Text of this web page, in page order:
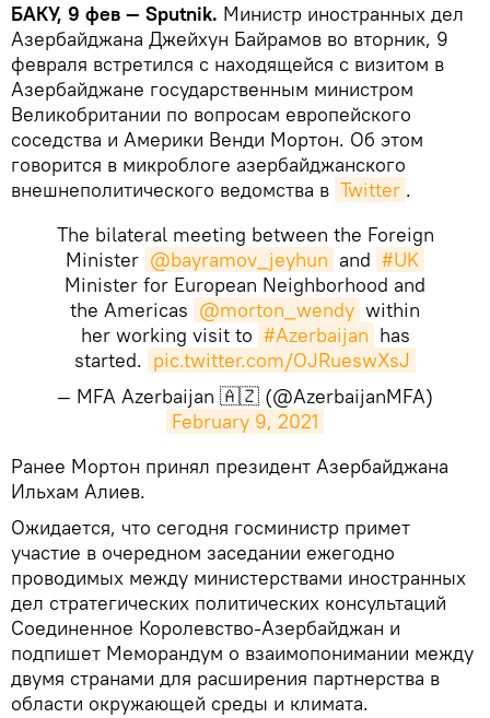
БАКУ, 9 фев — Sputnik. Министр иностранных дел
Азербайджана Джейхун Байрамов во вторник, 9
февраля встретился с находящейся с визитом в
Азербайджане государственным министром
Великобритании по вопросам европейского
соседства и Америки Венди Мортон. Об этом
говорится в микроблоге азербайджанского
внешнеполитического ведомства в Twitter .
The bilateral meeting between the Foreign
Minister @bayramov_jeyhun and #UK
Minister for European Neighborhood and
the Americas @morton_wendy within
her working visit to #Azerbaijan has
started. pic.twitter.com/OJRueswXsJ
— MFA Azerbaijan 🇦🇿 (@AzerbaijanMFA)
February 9, 2021
​Ранее Мортон принял президент Азербайджана
Ильхам Алиев.
Ожидается, что сегодня госминистр примет
участие в очередном заседании ежегодно
проводимых между министерствами иностранных
дел стратегических политических консультаций
Соединенное Королевство-Азербайджан и
подпишет Меморандум о взаимопонимании между
двумя странами для расширения партнерства в
области окружающей среды и климата.